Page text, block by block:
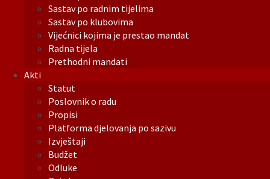
Sastav po radnim tijelima
Sastav po klubovima
Vijećnici kojima je prestao mandat
Radna tijela
Prethodni mandati
Akti
Statut
Poslovnik o radu
Propisi
Platforma djelovanja po sazivu
Izvještaji
Budžet
Odluke